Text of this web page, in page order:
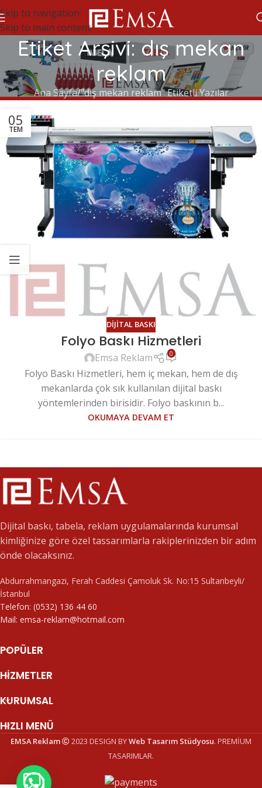
Skip to navigation
Skip to main content
Etiket Arşivi: dış mekan
reklam
Ana Sayfa "dış mekan reklam" Etiketli Yazılar
05
TEM
DIJITAL BASKI
Folyo Baskı Hizmetleri
Emsa Reklam 0
Folyo Baskı Hizmetleri, hem iç mekan, hem de dış
mekanlarda çok sık kullanılan dijital baskı
yöntemlerinden birisidir. Folyo baskının b...
OKUMAYA DEVAM ET
Dijital baskı, tabela, reklam uygulamalarında kurumsal
kimliğinize göre özel tassarımlarla rakiplerinizden bir adım
önde olacaksınız.
Abdurrahmangazi, Ferah Caddesi Çamoluk Sk. No:15 Sultanbeyli/
İstanbul
Telefon: (0532) 136 44 60
Mail: emsa-reklam@hotmail.com
POPÜLER
HIZMETLER
KURUMSAL
HIZLI MENÜ
EMSA Reklam 2023 DESIGN BYWeb Tasarım Stüdyosu. PREMİUM
TASARIMLAR.